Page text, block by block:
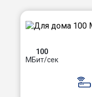
100
МБит/сек